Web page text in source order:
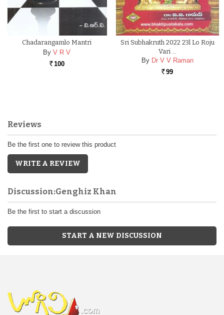
Chadarangamlo Mantri
By V R V
Rs. 100
Sri Subhakruth 2022 23l Lo Roju
Vari …
By Dr V V Raman
Rs. 99
Reviews
Be the first one to review this product
WRITE A REVIEW
Discussion:Genghiz Khan
Be the first to start a discussion
START A NEW DISCUSSION